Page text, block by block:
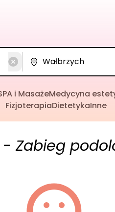
i MasażeMedycyna
FizjoterapiaDietetykaInne
- Zabieg